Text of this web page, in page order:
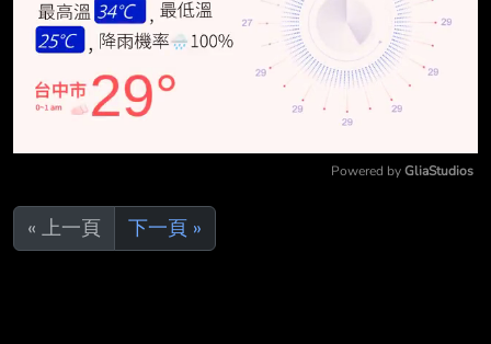
Powered by GliaStudios
« 上一頁 下一頁 »